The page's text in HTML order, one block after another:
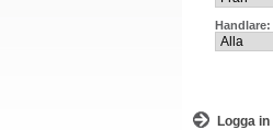
Handlare:
Logga in